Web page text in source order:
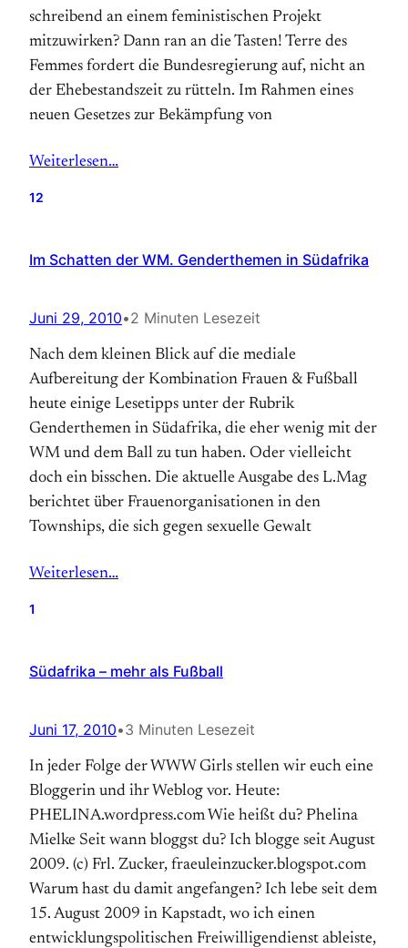
schreibend an einem feministischen Projekt
mitzuwirken? Dann ran an die Tasten! Terre des
Femmes fordert die Bundesregierung auf, nicht an
der Ehebestandszeit zu rütteln. Im Rahmen eines
neuen Gesetzes zur Bekämpfung von
Weiterlesen…
12
Im Schatten der WM. Genderthemen in Südafrika
Juni 29, 2010•2 Minuten Lesezeit
Nach dem kleinen Blick auf die mediale
Aufbereitung der Kombination Frauen & Fußball
heute einige Lesetipps unter der Rubrik
Genderthemen in Südafrika, die eher wenig mit der
WM und dem Ball zu tun haben. Oder vielleicht
doch ein bisschen. Die aktuelle Ausgabe des L.Mag
berichtet über Frauenorganisationen in den
Townships, die sich gegen sexuelle Gewalt
Weiterlesen…
1
Südafrika – mehr als Fußball
Juni 17, 2010•3 Minuten Lesezeit
In jeder Folge der WWW Girls stellen wir euch eine
Bloggerin und ihr Weblog vor. Heute:
PHELINA.wordpress.com Wie heißt du? Phelina
Mielke Seit wann bloggst du? Ich blogge seit August
2009. (c) Frl. Zucker, fraeuleinzucker.blogspot.com
Warum hast du damit angefangen? Ich lebe seit dem
15. August 2009 in Kapstadt, wo ich einen
entwicklungspolitischen Freiwilligendienst ableiste,